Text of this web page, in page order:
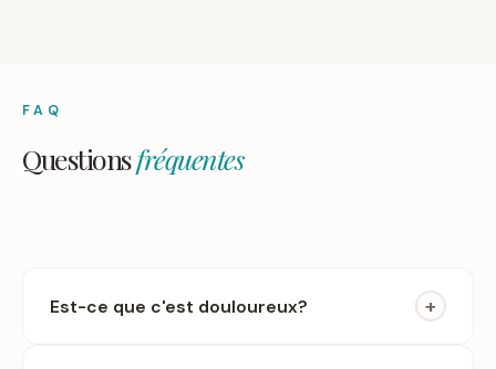
FAQ
Questionsfréquentes
Est-ce que c'est douloureux? +